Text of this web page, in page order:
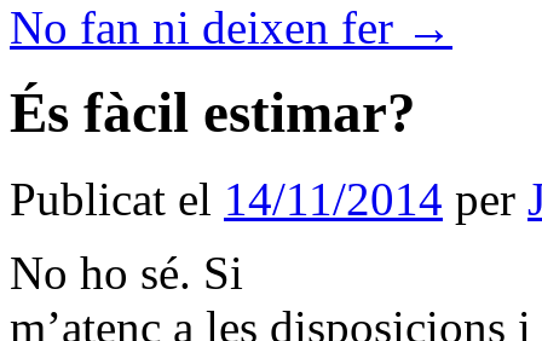
No fan ni deixen fer →
És fàcil estimar?
Publicat el 14/11/2014 per
No ho sé. Si
m’atenc a les disposicions